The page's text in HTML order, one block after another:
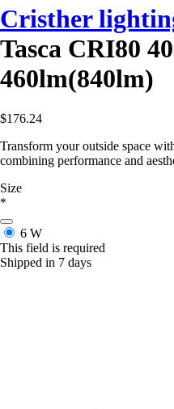
Cristher
Tasca CRI80
460lm(840lm)
$176.24
Transform your outside space
combining performance and
Size
*
6 W
This field is required
Shipped in 7 days